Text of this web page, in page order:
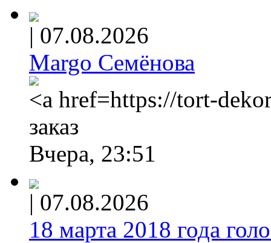
| 07.08.2026
Margo Семёнова
<a href=https://tort-
заказ
Вчера, 23:51
| 07.08.2026
18 марта 2018 года